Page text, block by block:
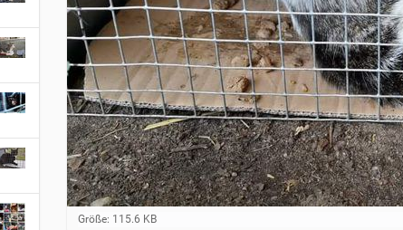
Z
Größe: 115.6 KB